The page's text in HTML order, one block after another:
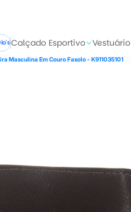
Calçado Esportivo Vestuário
Masculina Em Couro Fasolo - K911035101